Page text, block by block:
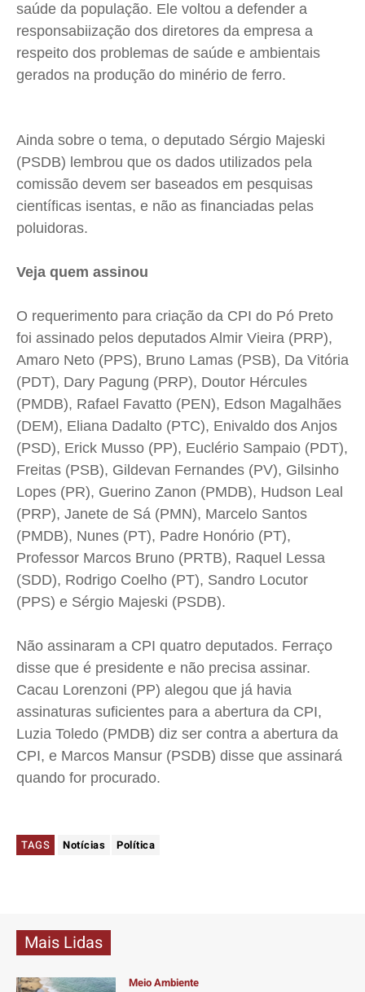
saúde da população. Ele voltou a defender a
responsabiização dos diretores da empresa a
respeito dos problemas de saúde e ambientais
gerados na produção do minério de ferro.
Ainda sobre o tema, o deputado Sérgio Majeski
(PSDB) lembrou que os dados utilizados pela
comissão devem ser baseados em pesquisas
científicas isentas, e não as financiadas pelas
poluidoras.
Veja quem assinou
O requerimento para criação da CPI do Pó Preto
foi assinado pelos deputados Almir Vieira (PRP),
Amaro Neto (PPS), Bruno Lamas (PSB), Da Vitória
(PDT), Dary Pagung (PRP), Doutor Hércules
(PMDB), Rafael Favatto (PEN), Edson Magalhães
(DEM), Eliana Dadalto (PTC), Enivaldo dos Anjos
(PSD), Erick Musso (PP), Euclério Sampaio (PDT),
Freitas (PSB), Gildevan Fernandes (PV), Gilsinho
Lopes (PR), Guerino Zanon (PMDB), Hudson Leal
(PRP), Janete de Sá (PMN), Marcelo Santos
(PMDB), Nunes (PT), Padre Honório (PT),
Professor Marcos Bruno (PRTB), Raquel Lessa
(SDD), Rodrigo Coelho (PT), Sandro Locutor
(PPS) e Sérgio Majeski (PSDB).
Não assinaram a CPI quatro deputados. Ferraço
disse que é presidente e não precisa assinar.
Cacau Lorenzoni (PP) alegou que já havia
assinaturas suficientes para a abertura da CPI,
Luzia Toledo (PMDB) diz ser contra a abertura da
CPI, e Marcos Mansur (PSDB) disse que assinará
quando for procurado.
TAGS Notícias Política
Mais Lidas
Meio Ambiente